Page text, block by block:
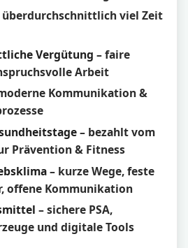
überdurchschnittlich viel Zeit
Vergütung – faire
Arbeit
Kommunikation &
– bezahlt vom
Prävention & Fitness
– kurze Wege, feste
offene Kommunikation
– sichere PSA,
und digitale Tools